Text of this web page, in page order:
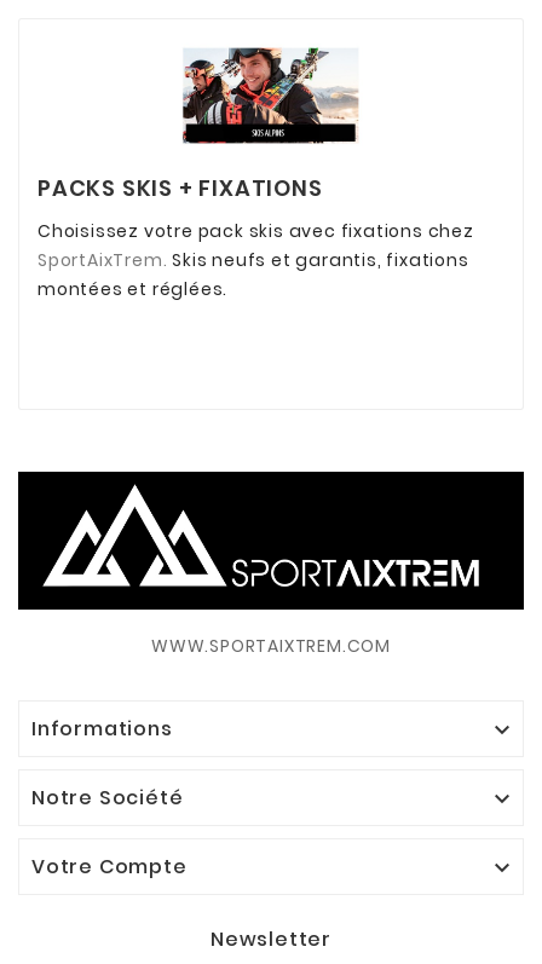
PACKS SKIS + FIXATIONS
Choisissez votre pack skis avec fixations chez
SportAixTrem. Skis neufs et garantis, fixations
montées et réglées.
WWW.SPORTAIXTREM.COM
Informations 
Notre Société 
Votre Compte 
Newsletter